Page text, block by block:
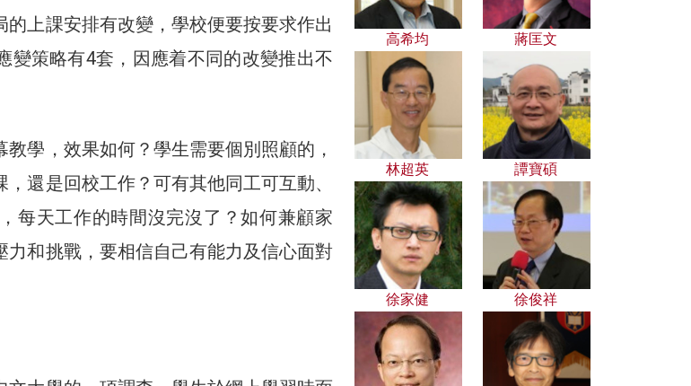
上課安排有改變，學校便要按要求作出
變策略有4套，因應着不同的改變推出不
學，效果如何？學生需要個別照顧的，
還是回校工作？可有其他同工可互動、
每天工作的時間沒完沒了？如何兼顧家
力和挑戰，要相信自己有能力及信心面對
高希均 蔣匡文
林超英 譚寶碩
徐家健 徐俊祥